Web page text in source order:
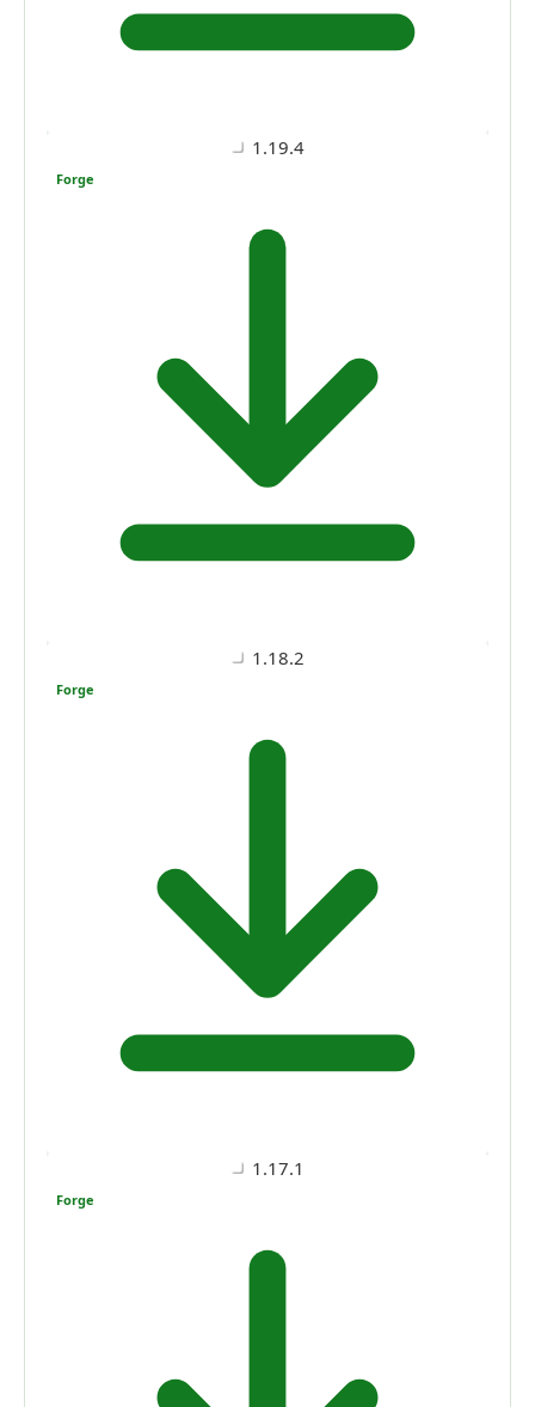
1.19.4
Forge
1.18.2
Forge
1.17.1
Forge